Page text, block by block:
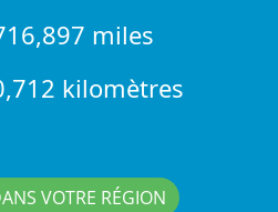
miles
kilomètres
VOTRE RÉGION